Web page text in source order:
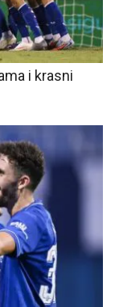
i krasni